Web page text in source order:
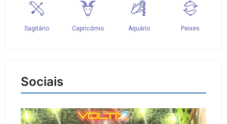
Sociais